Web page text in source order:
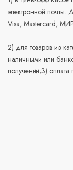
электронной почты.
Visa, Mastercard,
2) для товаров из
наличными или
получении;3) оплата